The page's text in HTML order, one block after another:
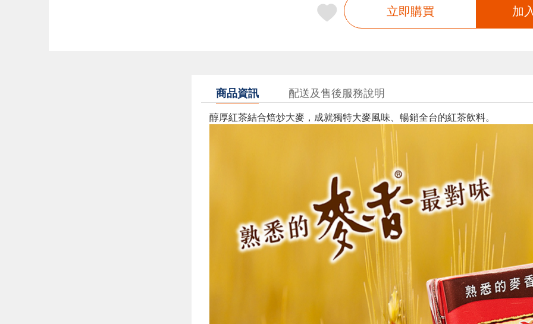
立即購買 加
商品資訊 配送及售後服務說明
醇厚紅茶結合焙炒大麥，成就獨特大麥風味、暢銷全台的紅茶飲料。